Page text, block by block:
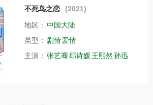
不死鸟之恋 (2021)
地区： 中国大陆
类型： 剧情爱情
主演： 张艺骞邱诗媛王熙然孙迅